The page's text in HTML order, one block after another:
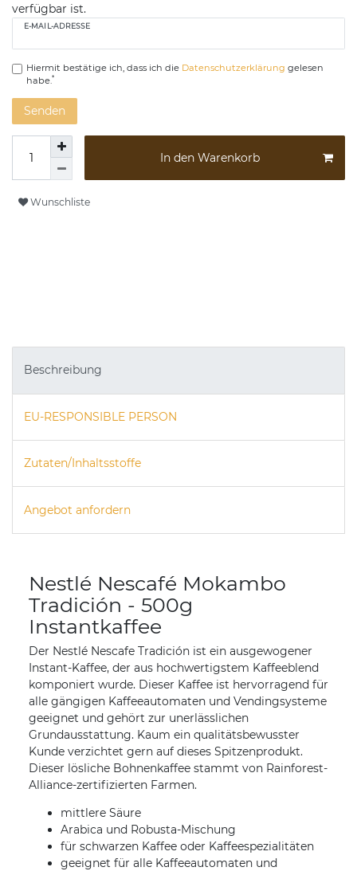
verfügbar ist.
E-MAIL-ADRESSE
Hiermit bestätige ich, dass ich die Daten­schutz­erklärung gelesen
habe.*
Senden
In den Warenkorb
Wunschliste
Beschreibung
EU-RESPONSIBLE PERSON
Zutaten/Inhaltsstoffe
Angebot anfordern
Nestlé Nescafé Mokambo
Tradición - 500g
Instantkaffee
Der Nestlé Nescafe Tradición ist ein ausgewogener
Instant-Kaffee, der aus hochwertigstem Kaffeeblend
komponiert wurde. Dieser Kaffee ist hervorragend für
alle gängigen Kaffeeautomaten und Vendingsysteme
geeignet und gehört zur unerlässlichen
Grundausstattung. Kaum ein qualitätsbewusster
Kunde verzichtet gern auf dieses Spitzenprodukt.
Dieser lösliche Bohnenkaffee stammt von Rainforest-
Alliance-zertifizierten Farmen.
mittlere Säure
Arabica und Robusta-Mischung
für schwarzen Kaffee oder Kaffeespezialitäten
geeignet für alle Kaffeeautomaten und